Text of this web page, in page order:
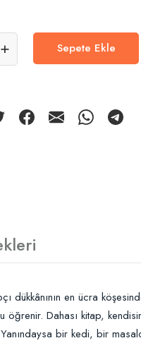
+ Sepete Ekle
dükkânının en ücra
Dahası kitap,
bir kedi, bir